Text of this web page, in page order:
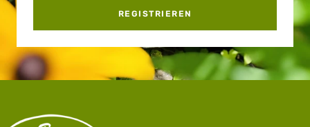
REGISTRIEREN